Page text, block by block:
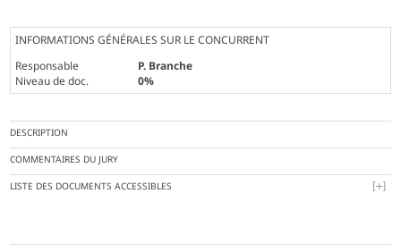
INFORMATIONS GÉNÉRALES SUR LE CONCURRENT
Responsable
P. Branche
Niveau de doc.
0%
DESCRIPTION
COMMENTAIRES DU JURY
LISTE DES DOCUMENTS ACCESSIBLES